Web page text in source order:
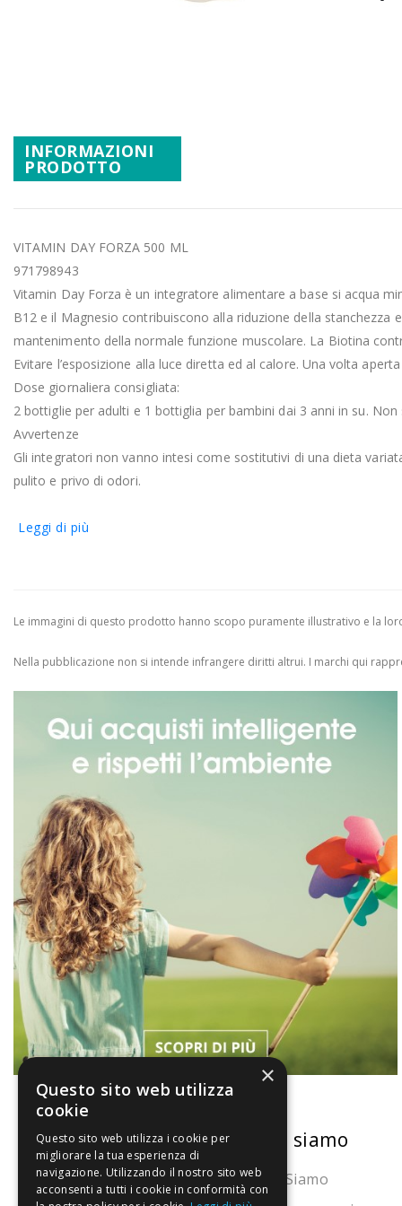
immagini
INFORMAZIONI
PRODOTTO
VITAMIN DAY FORZA 500 ML
971798943
Vitamin Day Forza è un integratore alimentare a base si acqua
B12 e il Magnesio contribuiscono alla riduzione della stanchezza
mantenimento della normale funzione muscolare. La Biotina
Evitare l’esposizione alla luce diretta ed al calore. Una volta
Dose giornaliera consigliata:
2 bottiglie per adulti e 1 bottiglia per bambini dai 3 anni in su.
Avvertenze
Gli integratori non vanno intesi come sostitutivi di una dieta
pulito e privo di odori.
Leggi di più
Le immagini di questo prodotto hanno scopo puramente illustrativo e la
Nella pubblicazione non si intende infrangere diritti altrui. I marchi qui
La nostra convenienza
Il risparmio che fa ambiente
Chi siamo
Chi Siamo
×
Questo sito web utilizza
cookie
Questo sito web utilizza i cookie per
migliorare la tua esperienza di
navigazione. Utilizzando il nostro sito web
acconsenti a tutti i cookie in conformità con